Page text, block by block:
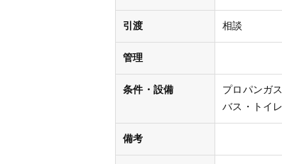
引渡 相談
管理
条件・設備 プロパンガス
バス・トイ
備考